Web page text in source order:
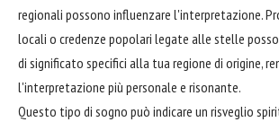
regionali possono influenzare l'interpretazione.
locali o credenze popolari legate alle stelle
di significato specifici alla tua regione di origine,
l'interpretazione più personale e risonante.
Questo tipo di sogno può indicare un risveglio